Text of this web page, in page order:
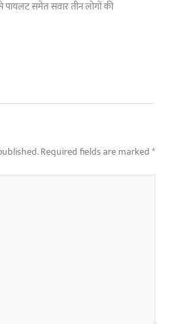
पायलट समेत सवार तीन लोगों की
Required fields are marked*